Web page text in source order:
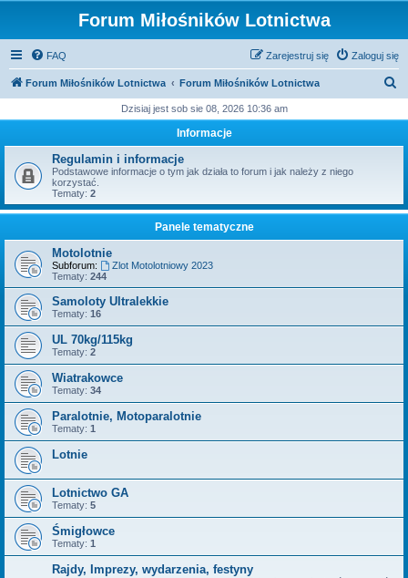
Forum Miłośników Lotnictwa
FAQ Zaloguj się
Zarejestruj się
Forum Miłośników Lotnictwa Forum Miłośników Lotnictwa
k
Dzisiaj jest sob sie 08, 2026 10:36 am
Informacje
Regulamin i informacje
Podstawowe informacje o tym jak działa to forum i jak należy z niego
korzystać.
Tematy: 2
Panele tematyczne
Motolotnie
Subforum:
Zlot Motolotniowy 2023
Tematy: 244
Samoloty Ultralekkie
Tematy: 16
UL 70kg/115kg
Tematy: 2
Wiatrakowce
Tematy: 34
Paralotnie, Motoparalotnie
Tematy: 1
Lotnie
Lotnictwo GA
Tematy: 5
Śmigłowce
Tematy: 1
Rajdy, Imprezy, wydarzenia, festyny